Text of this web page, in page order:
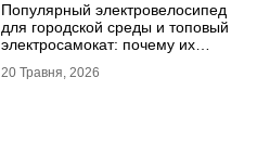
Популярный электровелосипед
для городской среды и топовый
электросамокат: почему их
20 Травня, 2026